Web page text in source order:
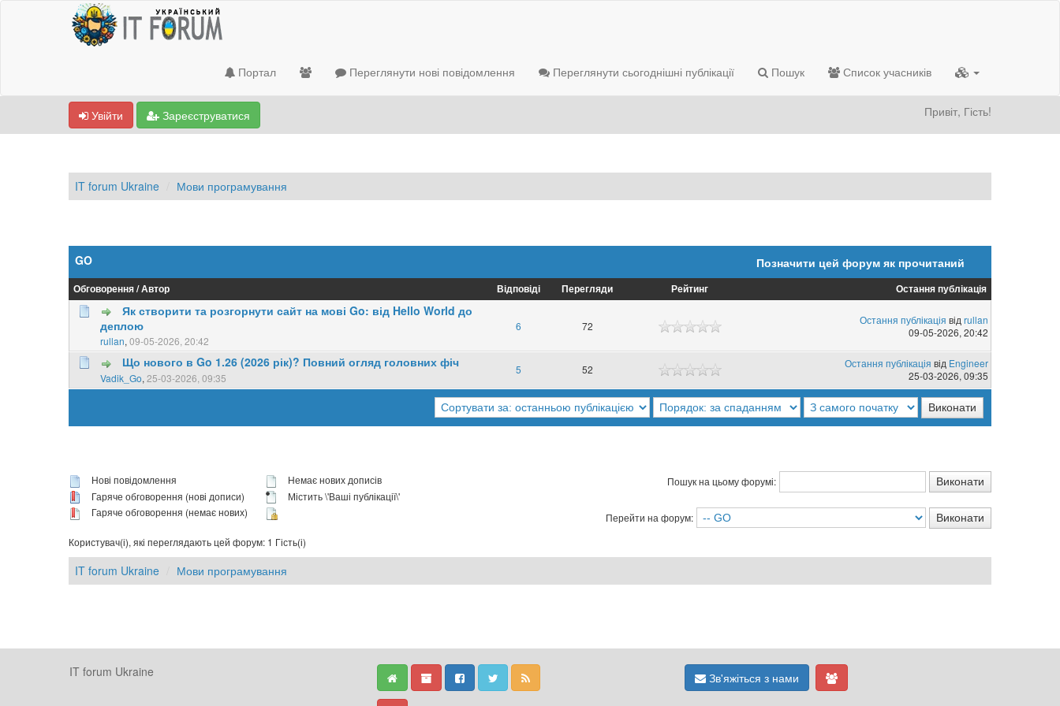
Портал Переглянути нові повідомлення Переглянути сьогоднішні публікації Пошук Список учасників
Увійти Зареєструватися Привіт, Гість!
IT forum Ukraine Мови програмування
GO Позначити цей форум як прочитаний
Обговорення/Автор Відповіді Перегляди Рейтинг Остання публікація
Як створити та розгорнути сайт на мові Go: від Hello World до
деплою
rullan, 09-05-2026, 20:42
6 72 Остання публікація від rullan
09-05-2026, 20:42
Що нового в Go 1.26 (2026 рік)? Повний огляд головних фіч
Vadik_Go, 25-03-2026, 09:35
5 52
0 Голосів - 0 із 5 у середньому Остання публікація від Engineer
25-03-2026, 09:35
Нові повідомлення
Гаряче обговорення (нові дописи)
Гаряче обговорення (немає нових)
Немає нових дописів
Містить \'Ваші публікації\'
Пошук на цьому форумі:
Перейти на форум:
Користувач(і), які переглядають цей форум: 1 Гість(і)
IT forum Ukraine Мови програмування
IT forum Ukraine Зв'яжіться з нами